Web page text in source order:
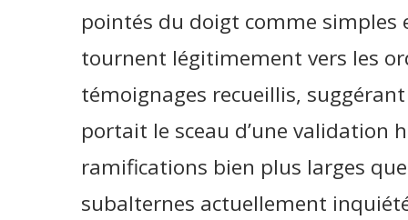
pointés du doigt comme simples
tournent légitimement vers les
témoignages recueillis,
portait le sceau d’une validation
ramifications bien plus larges
subalternes actuellement